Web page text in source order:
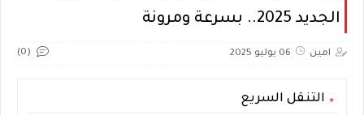
الجديد 2025.. بسرعة ومرونة
امين 06 يوليو 2025 (0)
التنقل السريع